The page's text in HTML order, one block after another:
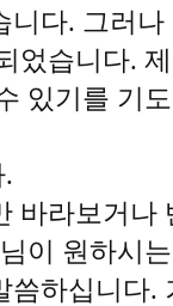
니다. 그러
었습니다.
있기를 기
바라보거나
이 원하시
씀하십니다.